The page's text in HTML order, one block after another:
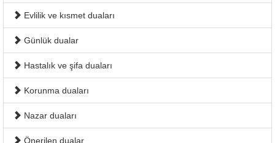
Evlilik ve kısmet duaları
Günlük dualar
Hastalık ve şifa duaları
Korunma duaları
Nazar duaları
Önerilen dualar